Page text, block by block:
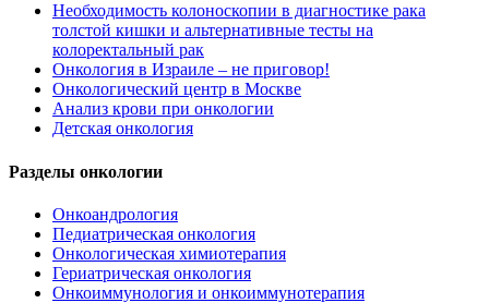
Необходимость колоноскопии в диагностике рака
толстой кишки и альтернативные тесты на
колоректальный рак
Онкология в Израиле – не приговор!
Онкологический центр в Москве
Анализ крови при онкологии
Детская онкология
Разделы онкологии
Онкоандрология
Педиатрическая онкология
Онкологическая химиотерапия
Гериатрическая онкология
Онкоиммунология и онкоиммунотерапия